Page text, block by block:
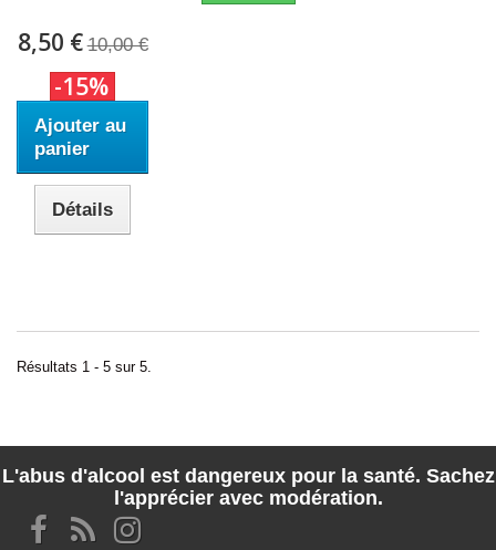
8,50 € 10,00 €
-15%
Ajouter au
panier
Détails
Résultats 1 - 5 sur 5.
L'abus d'alcool est dangereux pour la santé. Sachez
l'apprécier avec modération.